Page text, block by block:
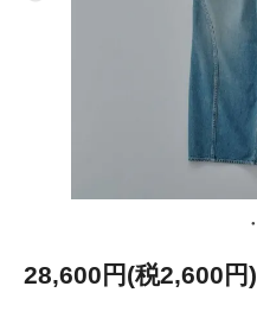
28,600円(税2,600円)